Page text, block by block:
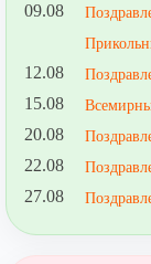
09.08
12.08
15.08
20.08
22.08
27.08